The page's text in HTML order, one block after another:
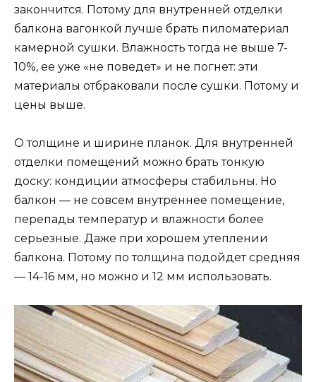
закончится. Потому для внутренней отделки
балкона вагонкой лучше брать пиломатериал
камерной сушки. Влажность тогда не выше 7-
10%, ее уже «не поведет» и не погнет: эти
материалы отбраковали после сушки. Потому и
цены выше.
О толщине и ширине планок. Для внутренней
отделки помещений можно брать тонкую
доску: кондиции атмосферы стабильны. Но
балкон — не совсем внутреннее помещение,
перепады температур и влажности более
серьезные. Даже при хорошем утеплении
балкона. Потому по толщина подойдет средняя
— 14-16 мм, но можно и 12 мм использовать.